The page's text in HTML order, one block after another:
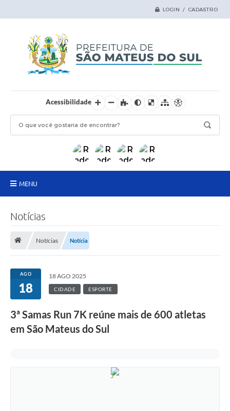
LOGIN / CADASTRO
Acessibilidade
MENU
Transparência
Secretarias
Ouvidoria
Notícias
Notícias Notícia
AGO
18
18 AGO 2025
CIDADE ESPORTE
3ª Samas Run 7K reúne mais de 600 atletas
em São Mateus do Sul